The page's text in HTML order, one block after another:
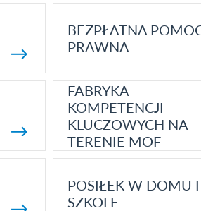
BEZPŁATNA
PRAWNA
FABRYKA
KOMPETENCJI
KLUCZOWYCH NA
TERENIE MOF
POSIŁEK W DOMU
SZKOLE